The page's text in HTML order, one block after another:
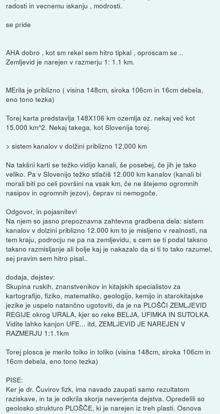
radosti in vecnemu iskanju , modrosti.
se pride
AHA dobro , kot sm rekel sem hitro tipkal , oproscam se ..
Zemljevid je narejen v razmerju 1: 1.1 km.
MErila je priblizno ( visina 148cm, siroka 106cm in 16cm debela,
eno tono tezka)
Torej karta predstavlja 148X106 km ozemlja oz. nekaj več kot
15.000 km^2. Nekaj takega, kot Slovenija torej.
> sistem kanalov v dolžini priblizno 12,000 km
Na takšni karti se težko vidijo kanali, še posebej, če jih je tako
veliko. Pa v Slovenijo težko stlačiš 12.000 km kanalov (kanali bi
morali biti po celi površini na vsak km, če ne štejemo ogromnih
nasipov in ogromnih jezov), čeprav ni nemogoče.
Odgovor, in pojasnitev!
Na njem so jasno prepoznavna zahtevna gradbena dela: sistem
kanalov v dolzini priblizno 12.000 km to je misljeno v realnosti, na
tem kraju, podrocju ne pa na zemljevidu, s cem se ti podal taksno
taksno razmisljanje ali bolje kaj je nakazalo da si ti to tako razumel,
sej pravim sem hitro pisal..
dodaja, dejstev:
Skupina ruskih, znanstvenikov in kitajskih specialistov za
kartografijo, fiziko, matematiko, geologijo, kemijo in starokitajske
jezike je uspelo natančno ugotoviti, da je na PLOŠČI ZEMLJEVID
REGIJE okrog URALA, kjer so reke BELJA, UFIMKA IN SUTOLKA.
Vidite lahko kanjon UFE... itd, ZEMLJEVID JE NAREJEN V
RAZMERJU 1:1.1km
Torej plosca je merilo toiko in toliko (visina 148cm, siroka 106cm in
16cm debela, eno tono tezka)
PISE:
Ker je dr. Čuvirov fizk, ima navado zaupati samo rezultatom
raziskave, in ta je odkrila skorja neverjenta dejstva. Opredelili so
geolosko strukturo PLOŠČE, ki je narejen iz treh plasti. Osnova